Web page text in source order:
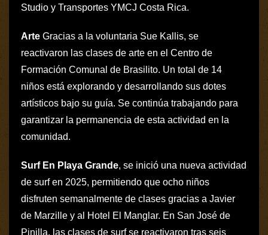
Studio y Transportes YMCJ Costa Rica.
Arte Gracias a la voluntaria Sue Kallis, se
reactivaron las clases de arte en el Centro de
Formación Comunal de Brasilito. Un total de 14
niños está explorando y desarrollando sus dotes
artísticos bajo su guía. Se continúa trabajando para
garantizar la permanencia de esta actividad en la
comunidad.
Surf En Playa Grande, se inició una nueva actividad
de surf en 2025, permitiendo que ocho niños
disfruten semanalmente de clases gracias a Javier
de Marzille y al Hotel El Manglar. En San José de
Pinilla, las clases de surf se reactivaron tras seis